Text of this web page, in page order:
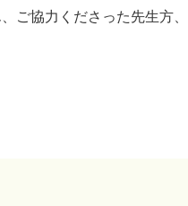
ご協力くださった先生方